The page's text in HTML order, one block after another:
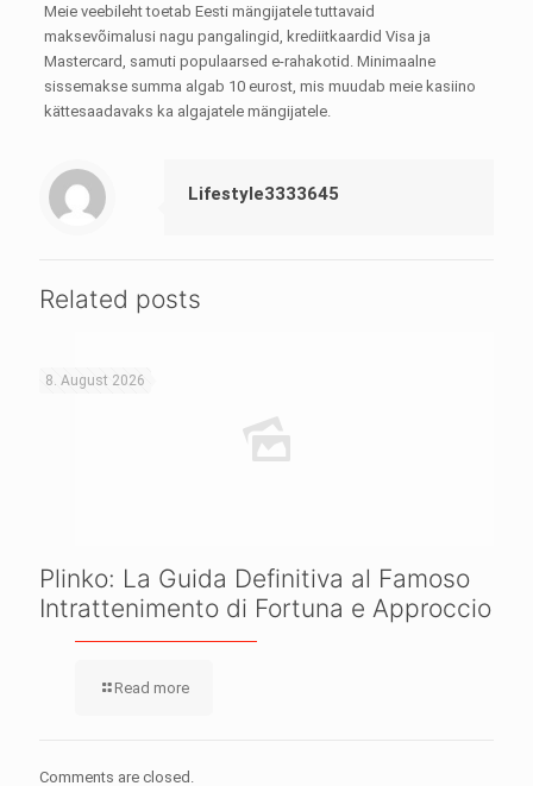
Meie veebileht toetab Eesti mängijatele tuttavaid
maksevõimalusi nagu pangalingid, krediitkaardid Visa ja
Mastercard, samuti populaarsed e-rahakotid. Minimaalne
sissemakse summa algab 10 eurost, mis muudab meie kasiino
kättesaadavaks ka algajatele mängijatele.
Lifestyle3333645
Related posts
8. August 2026
Plinko: La Guida Definitiva al Famoso
Intrattenimento di Fortuna e Approccio
Read more
Comments are closed.